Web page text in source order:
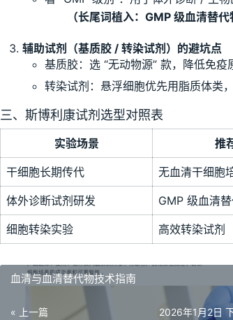
（长尾词植入：GMP 级血清替代
辅助试剂（基质胶 / 转染试剂）的避坑点
基质胶：选 “无动物源” 款，降低免疫
转染试剂：悬浮细胞优先用脂质体类
三、斯博利康试剂选型对照表
实验场景 推
干细胞长期传代 无血清干细胞
体外诊断试剂研发 GMP 级血清
细胞转染实验 高效转染试剂
血清与血清替代物技术指南
« 上一篇 2026年1月2日